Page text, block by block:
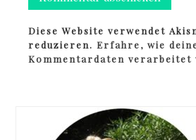
Diese Website verwendet
reduzieren.Erfahre, wie
Kommentardaten verarbeitet